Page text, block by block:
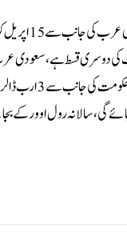
ایک ارب ڈالر موصول ہوئے۔سعودی عرب سے موصول رقم 3 ارب ڈالر کے ڈپازٹ کی دوسری
پاکستان کو 3 ارب ڈالرز ڈپازٹ کرانے کی یقین دہانی کروائی تھی۔واضح رہے کہ اس سے قبل وفاقی وزیرِ خزانہ
کہ 5 ارب ڈالرز کے ڈپازٹ کی بھی سالانہ رول اوور کے بجائے 3 سال کی توسیع ہو جائے